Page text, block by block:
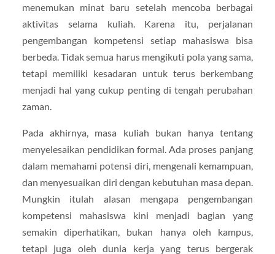
menemukan minat baru setelah mencoba berbagai
aktivitas selama kuliah. Karena itu, perjalanan
pengembangan kompetensi setiap mahasiswa bisa
berbeda. Tidak semua harus mengikuti pola yang sama,
tetapi memiliki kesadaran untuk terus berkembang
menjadi hal yang cukup penting di tengah perubahan
zaman.
Pada akhirnya, masa kuliah bukan hanya tentang
menyelesaikan pendidikan formal. Ada proses panjang
dalam memahami potensi diri, mengenali kemampuan,
dan menyesuaikan diri dengan kebutuhan masa depan.
Mungkin itulah alasan mengapa pengembangan
kompetensi mahasiswa kini menjadi bagian yang
semakin diperhatikan, bukan hanya oleh kampus,
tetapi juga oleh dunia kerja yang terus bergerak